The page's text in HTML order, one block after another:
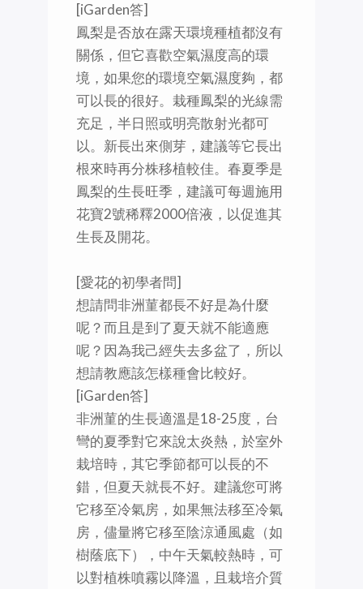
[iGarden答]
鳳梨是否放在露天環境種植都沒有
關係，但它喜歡空氣濕度高的環
境，如果您的環境空氣濕度夠，都
可以長的很好。栽種鳳梨的光線需
充足，半日照或明亮散射光都可
以。新長出來側芽，建議等它長出
根來時再分株移植較佳。春夏季是
鳳梨的生長旺季，建議可每週施用
花寶2號稀釋2000倍液，以促進其
生長及開花。
[愛花的初學者問]
想請問非洲菫都長不好是為什麼
呢？而且是到了夏天就不能適應
呢？因為我己經失去多盆了，所以
想請教應該怎樣種會比較好。
[iGarden答]
非洲菫的生長適溫是18-25度，台
彎的夏季對它來說太炎熱，於室外
栽培時，其它季節都可以長的不
錯，但夏天就長不好。建議您可將
它移至冷氣房，如果無法移至冷氣
房，儘量將它移至陰涼通風處（如
樹蔭底下），中午天氣較熱時，可
以對植株噴霧以降溫，且栽培介質